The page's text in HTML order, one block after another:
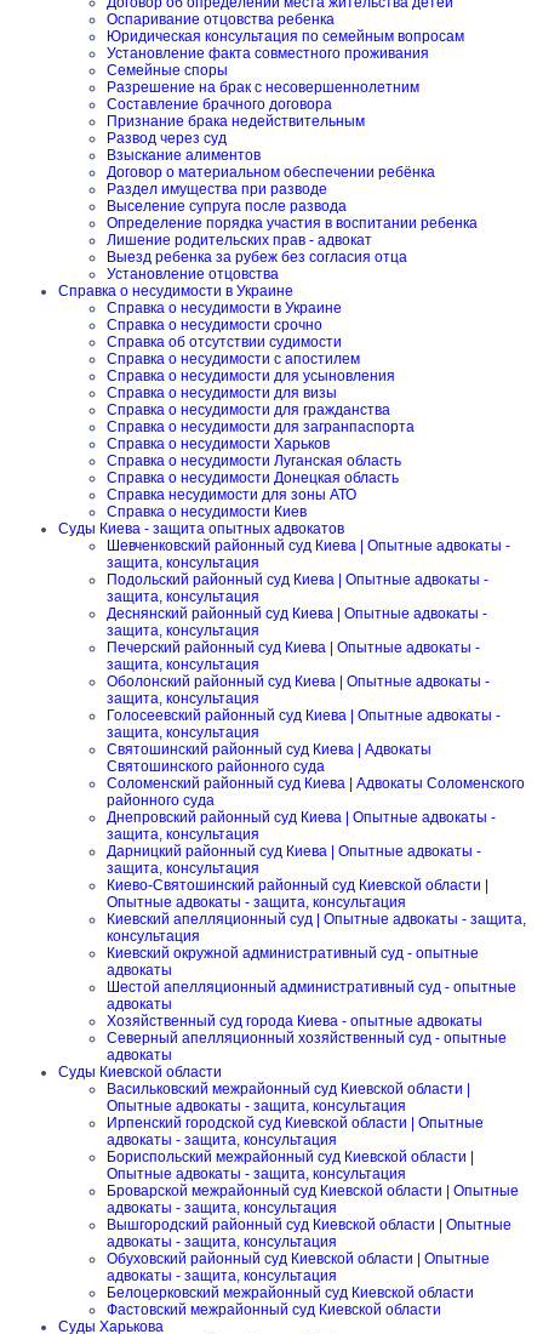
Оспаривание отцовства ребенка
Юридическая консультация по семейным вопросам
Установление факта совместного проживания
Семейные споры
Разрешение на брак с несовершеннолетним
Составление брачного договора
Признание брака недействительным
Развод через суд
Взыскание алиментов
Договор о материальном обеспечении ребёнка
Раздел имущества при разводе
Выселение супруга после развода
Определение порядка участия в воспитании ребенка
Лишение родительских прав - адвокат
Выезд ребенка за рубеж без согласия отца
Установление отцовства
Справка о несудимости в Украине
Справка о несудимости в Украине
Справка о несудимости срочно
Справка об отсутствии судимости
Справка о несудимости с апостилем
Справка о несудимости для усыновления
Справка о несудимости для визы
Справка о несудимости для гражданства
Справка о несудимости для загранпаспорта
Справка о несудимости Харьков
Справка о несудимости Луганская область
Справка о несудимости Донецкая область
Справка несудимости для зоны АТО
Справка о несудимости Киев
Суды Киева - защита опытных адвокатов
Шевченковский районный суд Киева | Опытные адвокаты -
защита, консультация
Подольский районный суд Киева | Опытные адвокаты -
защита, консультация
Деснянский районный суд Киева | Опытные адвокаты -
защита, консультация
Печерский районный суд Киева | Опытные адвокаты -
защита, консультация
Оболонский районный суд Киева | Опытные адвокаты -
защита, консультация
Голосеевский районный суд Киева | Опытные адвокаты -
защита, консультация
Святошинский районный суд Киева | Адвокаты
Святошинского районного суда
Соломенский районный суд Киева | Адвокаты Соломенского
районного суда
Днепровский районный суд Киева | Опытные адвокаты -
защита, консультация
Дарницкий районный суд Киева | Опытные адвокаты -
защита, консультация
Киево-Святошинский районный суд Киевской области |
Опытные адвокаты - защита, консультация
Киевский апелляционный суд | Опытные адвокаты - защита,
консультация
Киевский окружной административный суд - опытные
адвокаты
Шестой апелляционный административный суд - опытные
адвокаты
Хозяйственный суд города Киева - опытные адвокаты
Северный апелляционный хозяйственный суд - опытные
адвокаты
Суды Киевской области
Васильковский межрайонный суд Киевской области |
Опытные адвокаты - защита, консультация
Ирпенский городской суд Киевской области | Опытные
адвокаты - защита, консультация
Бориспольский межрайонный суд Киевской области |
Опытные адвокаты - защита, консультация
Броварской межрайонный суд Киевской области | Опытные
адвокаты - защита, консультация
Вышгородский районный суд Киевской области | Опытные
адвокаты - защита, консультация
Обуховский районный суд Киевской области | Опытные
адвокаты - защита, консультация
Белоцерковский межрайонный суд Киевской области
Фастовский межрайонный суд Киевской области
Суды Харькова